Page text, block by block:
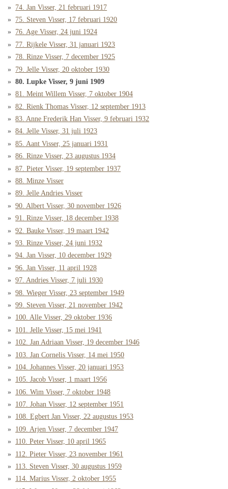
74. Jan Visser, 21 februari 1917
75. Steven Visser, 17 februari 1920
76. Age Visser, 24 juni 1924
77. Rijkele Visser, 31 januari 1923
78. Rinze Visser, 7 december 1925
79. Jelle Visser, 20 oktober 1930
80. Lupke Visser, 9 juni 1909
81. Meint Willem Visser, 7 oktober 1904
82. Rienk Thomas Visser, 12 september 1913
83. Anne Frederik Han Visser, 9 februari 1932
84. Jelle Visser, 31 juli 1923
85. Aant Visser, 25 januari 1931
86. Rinze Visser, 23 augustus 1934
87. Pieter Visser, 19 september 1937
88. Minze Visser
89. Jelle Andries Visser
90. Albert Visser, 30 november 1926
91. Rinze Visser, 18 december 1938
92. Bauke Visser, 19 maart 1942
93. Rinze Visser, 24 juni 1932
94. Jan Visser, 10 december 1929
96. Jan Visser, 11 april 1928
97. Andries Visser, 7 juli 1930
98. Wieger Visser, 23 september 1949
99. Steven Visser, 21 november 1942
100. Alle Visser, 29 oktober 1936
101. Jelle Visser, 15 mei 1941
102. Jan Adriaan Visser, 19 december 1946
103. Jan Cornelis Visser, 14 mei 1950
104. Johannes Visser, 20 januari 1953
105. Jacob Visser, 1 maart 1956
106. Wim Visser, 7 oktober 1948
107. Johan Visser, 12 september 1951
108. Egbert Jan Visser, 22 augustus 1953
109. Arjen Visser, 7 december 1947
110. Peter Visser, 10 april 1965
112. Pieter Visser, 23 november 1961
113. Steven Visser, 30 augustus 1959
114. Marius Visser, 2 oktober 1955